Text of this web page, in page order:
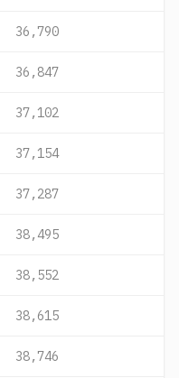
36,790
36,847
37,102
37,154
37,287
38,495
38,552
38,615
38,746